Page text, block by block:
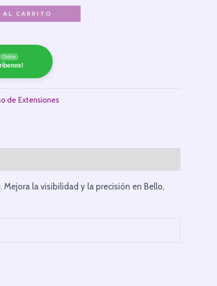
CARRITO
Online
de Extensiones
la visibilidad y la precisión en Bello,